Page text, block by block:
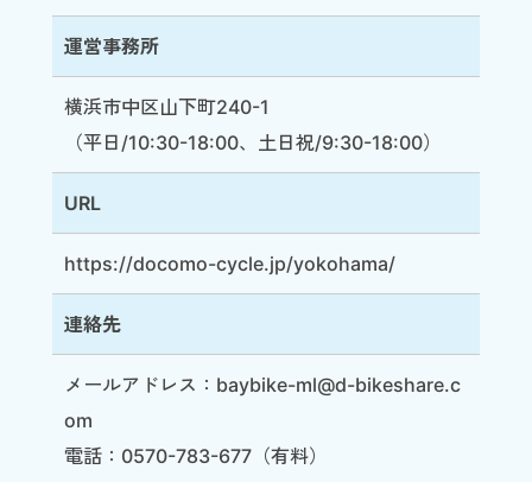
運営事務所
横浜市中区山下町240-1
（平日/10:30-18:00、土日祝/9:30-18:00）
URL
https://docomo-cycle.jp/yokohama/
連絡先
メールアドレス：baybike-ml@d-bikeshare.c
om
電話：0570-783-677（有料）